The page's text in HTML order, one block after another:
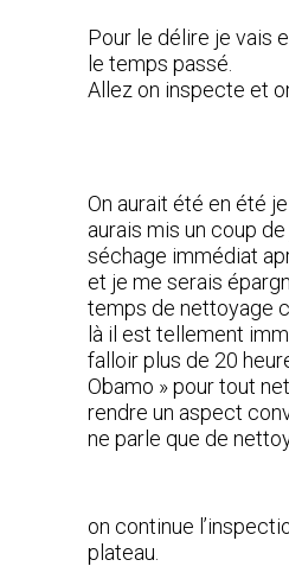
Pour le délire je vais
le temps passé.
Allez on inspecte et
On aurait été en été
aurais mis un coup de
séchage immédiat
et je me serais
temps de nettoyage
là il est tellement
falloir plus de 20
Obamo » pour tout
rendre un aspect
ne parle que de
on continue
plateau.